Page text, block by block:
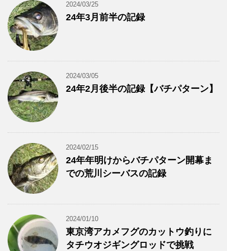
2024/03/25
24年3月前半の記録
2024/03/05
24年2月後半の記録【バチパターン】
2024/02/15
24年年明けからバチパターン開幕ま
での荒川シーバスの記録
2024/01/10
東京湾アカメフグのカットウ釣りに
タチウオジギングロッドで挑戦